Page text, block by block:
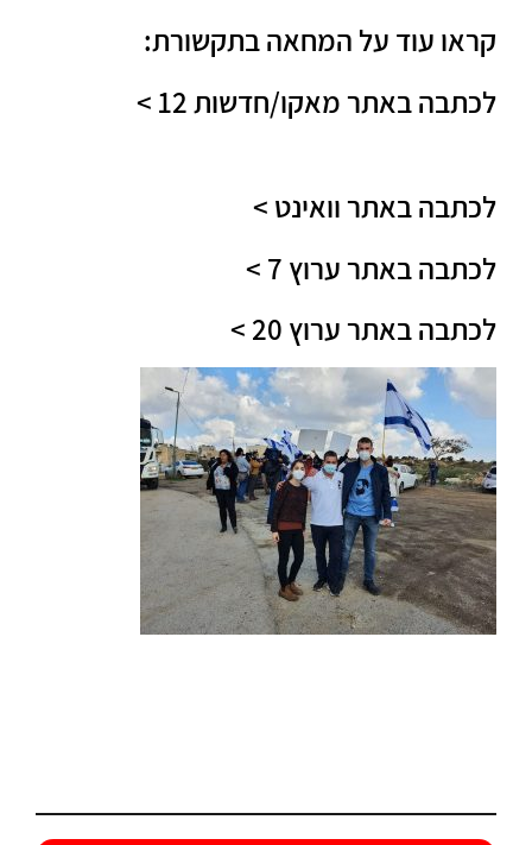
קראו עוד על המחאה בתקשורת:
לכתבה באתר מאקו/חדשות 12 >
לכתבה באתר וואינט >
לכתבה באתר ערוץ 7 >
לכתבה באתר ערוץ 20 >